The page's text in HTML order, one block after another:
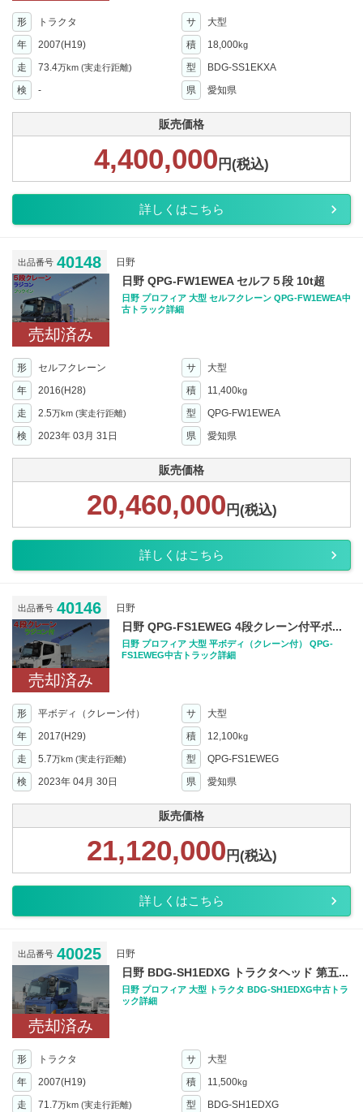
形 トラクタ サ
大型
年
2007(H19) 積 18,000kg
走 73.4万km (実走行距離) 型
BDG-SS1EKXA
検
- 県 愛知県
販売価格
4,400,000 円(税込)
詳しくはこちら
出品番号 40148 日野
売却済み
日野 QPG-FW1EWEA セルフ５段 10t超
日野 プロフィア 大型 セルフクレーン QPG-FW1EWEA中
古トラック詳細
形 セルフクレーン サ
大型
年
2016(H28) 積 11,400kg
走 2.5万km (実走行距離) 型
QPG-FW1EWEA
検
2023年 03月 31日 県 愛知県
販売価格
20,460,000 円(税込)
詳しくはこちら
出品番号 40146 日野
売却済み
日野 QPG-FS1EWEG 4段クレーン付平ボ...
日野 プロフィア 大型 平ボディ（クレーン付） QPG-
FS1EWEG中古トラック詳細
形 平ボディ（クレーン付） サ
大型
年
2017(H29) 積 12,100kg
走 5.7万km (実走行距離) 型
QPG-FS1EWEG
検
2023年 04月 30日 県 愛知県
販売価格
21,120,000 円(税込)
詳しくはこちら
出品番号 40025 日野
売却済み
日野 BDG-SH1EDXG トラクタヘッド 第五...
日野 プロフィア 大型 トラクタ BDG-SH1EDXG中古トラ
ック詳細
形 トラクタ サ
大型
年
2007(H19) 積 11,500kg
走 71.7万km (実走行距離) 型
BDG-SH1EDXG